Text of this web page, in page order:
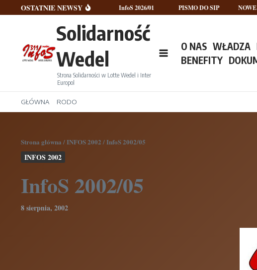
Przejdź do treści
OSTATNIE NEWSY
InfoS 2026/02 InfoS 2026/01 PISMO DO SIP NOWE
Solidarność
Wedel
Strona Solidarności w Lotte Wedel i Inter
Europol
O NAS WŁADZA
BENEFITY
GŁÓWNA RODO
Strona główna /INFOS 2002 /InfoS 2002/05
INFOS 2002
InfoS 2002/05
8 sierpnia, 2002